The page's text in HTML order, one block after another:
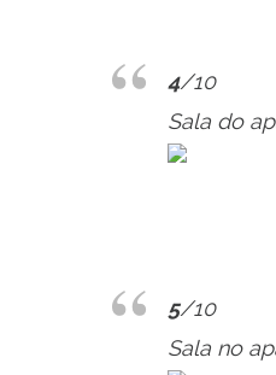
4/10
Sala do
5/10
Sala no